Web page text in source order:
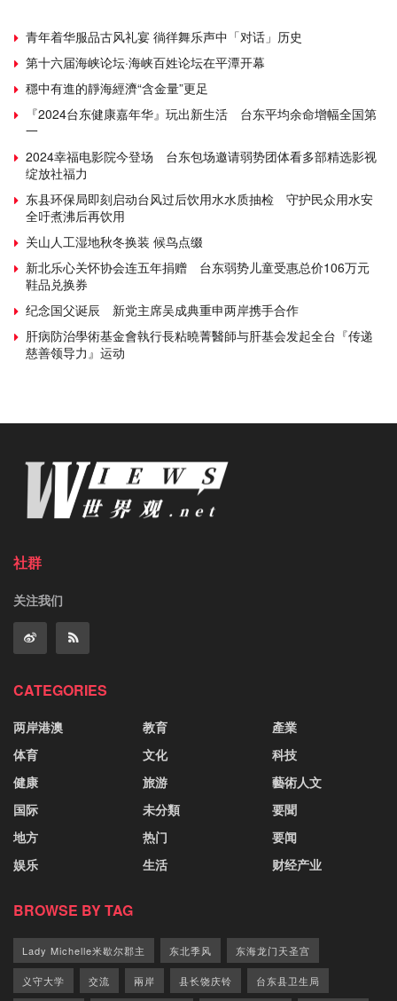
青年着华服品古风礼宴 徜徉舞乐声中「对话」历史
第十六届海峡论坛·海峡百姓论坛在平潭开幕
穩中有進的靜海經濟“含金量”更足
『2024台东健康嘉年华』玩出新生活 台东平均余命增幅全国第
一
2024幸福电影院今登场 台东包场邀请弱势团体看多部精选影视
绽放社福力
东县环保局即刻启动台风过后饮用水水质抽检 守护民众用水安
全吁煮沸后再饮用
关山人工湿地秋冬换装 候鸟点缀
新北乐心关怀协会连五年捐赠 台东弱势儿童受惠总价106万元
鞋品兑换券
纪念国父诞辰 新党主席吴成典重申两岸携手合作
肝病防治學術基金會執行長粘曉菁醫師与肝基会发起全台『传递
慈善领导力』运动
社群
关注我们
CATEGORIES
两岸港澳
体育
健康
国际
地方
娱乐
教育
文化
旅游
未分類
热门
生活
產業
科技
藝術人文
要聞
要闻
财经产业
BROWSE BY TAG
Lady Michelle米歇尔郡主 东北季风 东海龙门天圣宫
义守大学 交流 兩岸 县长饶庆铃 台东县卫生局